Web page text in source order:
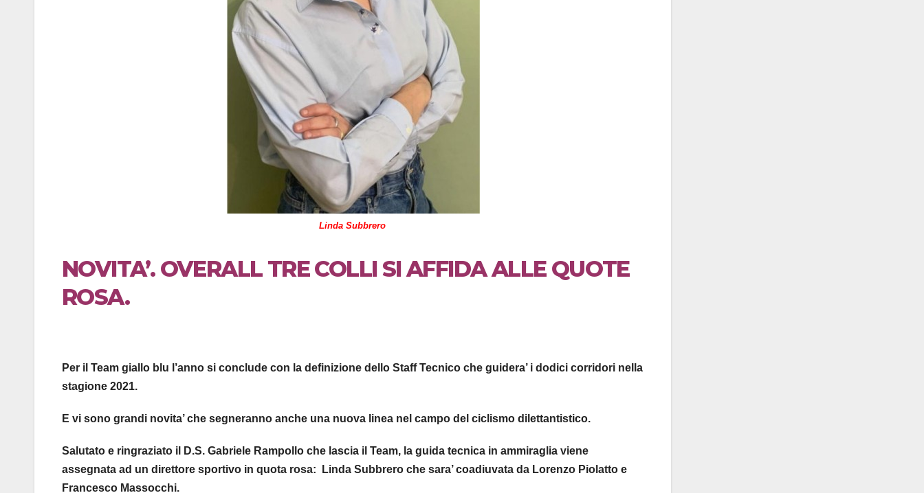
Linda Subbrero
NOVITA’. OVERALL TRE COLLI SI AFFIDA ALLE QUOTE
ROSA.
Per il Team giallo blu l’anno si conclude con la definizione dello Staff Tecnico che guidera’ i dodici corridori nella
stagione 2021.
E vi sono grandi novita’ che segneranno anche una nuova linea nel campo del ciclismo dilettantistico.
Salutato e ringraziato il D.S. Gabriele Rampollo che lascia il Team, la guida tecnica in ammiraglia viene
assegnata ad un direttore sportivo in quota rosa: Linda Subbrero che sara’ coadiuvata da Lorenzo Piolatto e
Francesco Massocchi.